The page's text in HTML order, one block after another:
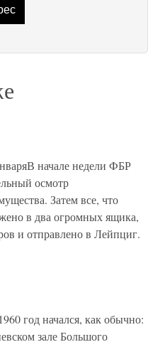
начале недели ФБР
осмотр
Затем все, что
в два огромных ящика,
и отправлено в Лейпциг.
год начался, как обычно:
зале Большого